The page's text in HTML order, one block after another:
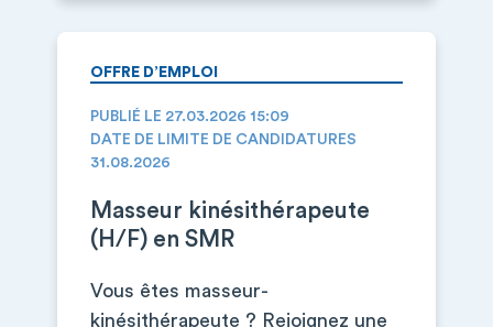
OFFRE D’EMPLOI
PUBLIÉ LE 27.03.2026 15:09
DATE DE LIMITE DE CANDIDATURES
31.08.2026
Masseur kinésithérapeute
(H/F) en SMR
Vous êtes masseur-
kinésithérapeute ? Rejoignez une